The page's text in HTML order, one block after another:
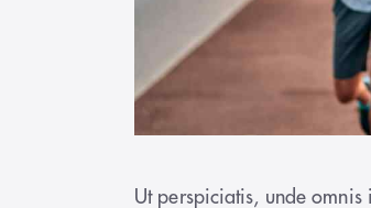
Ut perspiciatis, unde